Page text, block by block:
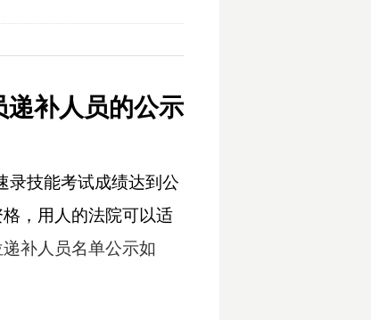
递补人员的公示
录技能考试成绩达到公
，用人的法院可以适
补人员名单公示如